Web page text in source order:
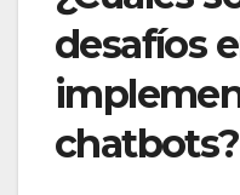
desafíos
chatbots?